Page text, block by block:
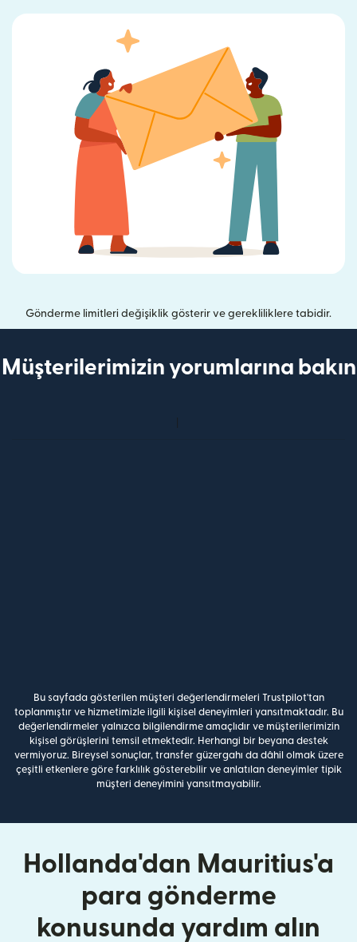
Gönderme limitleri değişiklik gösterir ve gerekliliklere tabidir.
Müşterilerimizin yorumlarına bakın
Bu sayfada gösterilen müşteri değerlendirmeleri Trustpilot'tan
toplanmıştır ve hizmetimizle ilgili kişisel deneyimleri yansıtmaktadır. Bu
değerlendirmeler yalnızca bilgilendirme amaçlıdır ve müşterilerimizin
kişisel görüşlerini temsil etmektedir. Herhangi bir beyana destek
vermiyoruz. Bireysel sonuçlar, transfer güzergahı da dâhil olmak üzere
çeşitli etkenlere göre farklılık gösterebilir ve anlatılan deneyimler tipik
müşteri deneyimini yansıtmayabilir.
Hollanda'dan Mauritius'a
para gönderme
konusunda yardım alın